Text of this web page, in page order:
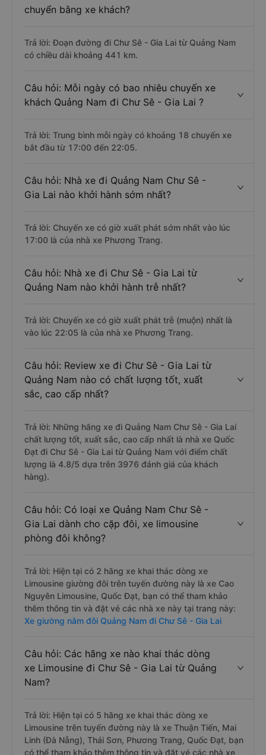
chuyển bằng xe khách?
Trả lời: Đoạn đường đi Chư Sê - Gia Lai từ Quảng Nam
có chiều dài khoảng 441 km.
Câu hỏi: Mỗi ngày có bao nhiêu chuyến xe
khách Quảng Nam đi Chư Sê - Gia Lai ?
Trả lời: Trung bình mỗi ngày có khoảng 18 chuyến xe
bắt đầu từ 17:00 đến 22:05.
Câu hỏi: Nhà xe đi Quảng Nam Chư Sê -
Gia Lai nào khởi hành sớm nhất?
Trả lời: Chuyến xe có giờ xuất phát sớm nhất vào lúc
17:00 là của nhà xe Phương Trang.
Câu hỏi: Nhà xe đi Chư Sê - Gia Lai từ
Quảng Nam nào khởi hành trễ nhất?
Trả lời: Chuyến xe có giờ xuất phát trễ (muộn) nhất là
vào lúc 22:05 là của nhà xe Phương Trang.
Câu hỏi: Review xe đi Chư Sê - Gia Lai từ
Quảng Nam nào có chất lượng tốt, xuất
sắc, cao cấp nhất?
Trả lời: Những hãng xe đi Quảng Nam Chư Sê - Gia Lai
chất lượng tốt, xuất sắc, cao cấp nhất là nhà xe Quốc
Đạt đi Chư Sê - Gia Lai từ Quảng Nam với điểm chất
lượng là 4.8/5 dựa trên 3976 đánh giá của khách
hàng).
Câu hỏi: Có loại xe Quảng Nam Chư Sê -
Gia Lai dành cho cặp đôi, xe limousine
phòng đôi không?
Trả lời: Hiện tại có 2 hãng xe khai thác dòng xe
Limousine giường đôi trên tuyến đường này là xe Cao
Nguyên Limousine, Quốc Đạt, bạn có thể tham khảo
thêm thông tin và đặt vé các nhà xe này tại trang này:
Xe giường nằm đôi Quảng Nam đi Chư Sê - Gia Lai
Câu hỏi: Các hãng xe nào khai thác dòng
xe Limousine đi Chư Sê - Gia Lai từ Quảng
Nam?
Trả lời: Hiện tại có 5 hãng xe khai thác dòng xe
Limousine trên tuyến đường này là xe Thuận Tiến, Mai
Linh (Đà Nẵng), Thái Sơn, Phương Trang, Quốc Đạt, bạn
có thể tham khảo thêm thông tin và đặt vé các nhà xe